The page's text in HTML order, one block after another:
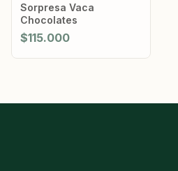
Sorpresa Vaca
Chocolates
$115.000